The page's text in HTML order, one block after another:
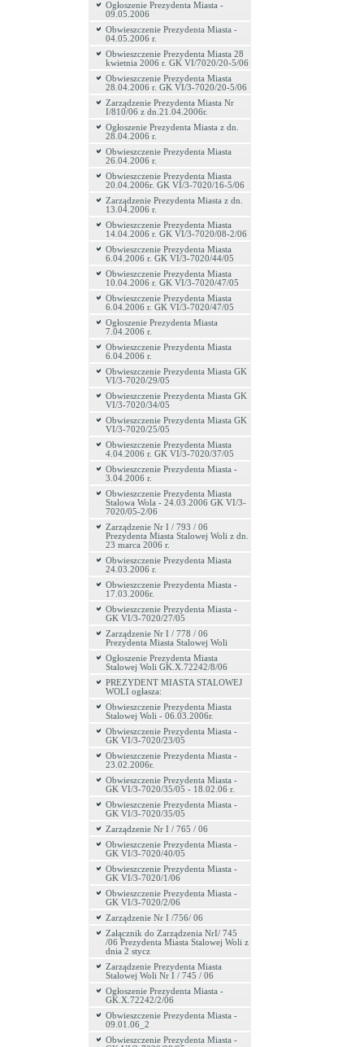
Ogłoszenie Prezydenta Miasta -
09.05.2006
Obwieszczenie Prezydenta Miasta -
04.05.2006 r.
Obwieszczenie Prezydenta Miasta 28
kwietnia 2006 r. GK VI/7020/20-5/06
Obwieszczenie Prezydenta Miasta
28.04.2006 r. GK VI/3-7020/20-5/06
Zarządzenie Prezydenta Miasta Nr
I/810/06 z dn.21.04.2006r.
Ogłoszenie Prezydenta Miasta z dn.
28.04.2006 r.
Obwieszczenie Prezydenta Miasta
26.04.2006 r.
Obwieszczenie Prezydenta Miasta
20.04.2006r. GK VI/3-7020/16-5/06
Zarządzenie Prezydenta Miasta z dn.
13.04.2006 r.
Obwieszczenie Prezydenta Miasta
14.04.2006 r. GK VI/3-7020/08-2/06
Obwieszczenie Prezydenta Miasta
6.04.2006 r. GK VI/3-7020/44/05
Obwieszczenie Prezydenta Miasta
10.04.2006 r. GK VI/3-7020/47/05
Obwieszczenie Prezydenta Miasta
6.04.2006 r. GK VI/3-7020/47/05
Ogłoszenie Prezydenta Miasta
7.04.2006 r.
Obwieszczenie Prezydenta Miasta
6.04.2006 r.
Obwieszczenie Prezydenta Miasta GK
VI/3-7020/29/05
Obwieszczenie Prezydenta Miasta GK
VI/3-7020/34/05
Obwieszczenie Prezydenta Miasta GK
VI/3-7020/25/05
Obwieszczenie Prezydenta Miasta
4.04.2006 r. GK VI/3-7020/37/05
Obwieszczenie Prezydenta Miasta -
3.04.2006 r.
Obwieszczenie Prezydenta Miasta
Stalowa Wola - 24.03.2006 GK VI/3-
7020/05-2/06
Zarządzenie Nr I / 793 / 06
Prezydenta Miasta Stalowej Woli z dn.
23 marca 2006 r.
Obwieszczenie Prezydenta Miasta
24.03.2006 r.
Obwieszczenie Prezydenta Miasta -
17.03.2006r.
Obwieszczenie Prezydenta Miasta -
GK VI/3-7020/27/05
Zarządzenie Nr I / 778 / 06
Prezydenta Miasta Stalowej Woli
Ogłoszenie Prezydenta Miasta
Stalowej Woli GK.X.72242/8/06
PREZYDENT MIASTA STALOWEJ
WOLI ogłasza:
Obwieszczenie Prezydenta Miasta
Stalowej Woli - 06.03.2006r.
Obwieszczenie Prezydenta Miasta -
GK VI/3-7020/23/05
Obwieszczenie Prezydenta Miasta -
23.02.2006r.
Obwieszczenie Prezydenta Miasta -
GK VI/3-7020/35/05 - 18.02.06 r.
Obwieszczenie Prezydenta Miasta -
GK VI/3-7020/35/05
Zarządzenie Nr I / 765 / 06
Obwieszczenie Prezydenta Miasta -
GK VI/3-7020/40/05
Obwieszczenie Prezydenta Miasta -
GK VI/3-7020/1/06
Obwieszczenie Prezydenta Miasta -
GK VI/3-7020/2/06
Zarządzenie Nr I /756/ 06
Załącznik do Zarządzenia NrI/ 745
/06 Prezydenta Miasta Stalowej Woli z
dnia 2 stycz
Zarządzenie Prezydenta Miasta
Stalowej Woli Nr I / 745 / 06
Ogłoszenie Prezydenta Miasta -
GK.X.72242/2/06
Obwieszczenie Prezydenta Miasta -
09.01.06_2
Obwieszczenie Prezydenta Miasta -